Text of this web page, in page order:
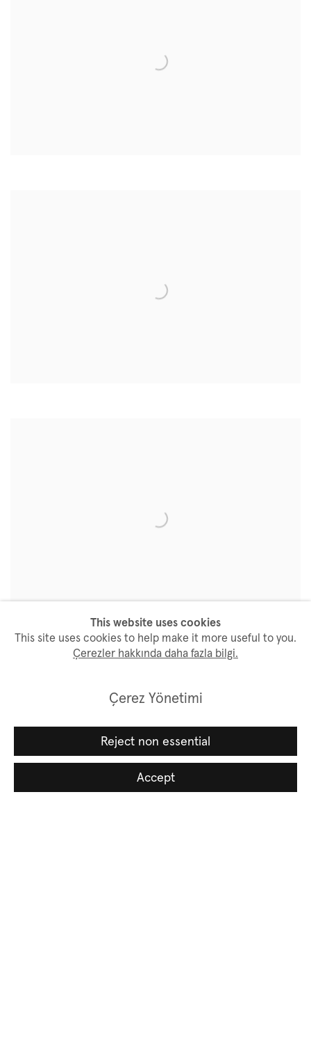
This website uses cookies
This site uses cookies to help make it more useful to you.
Çerezler hakkında daha fazla bilgi.
Çerez Yönetimi
Reject non essential
Accept